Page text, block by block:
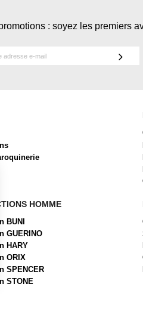
: soyez les premiers
HOMME
BUNI
GUERINO
HARY
ORIX
SPENCER
STONE